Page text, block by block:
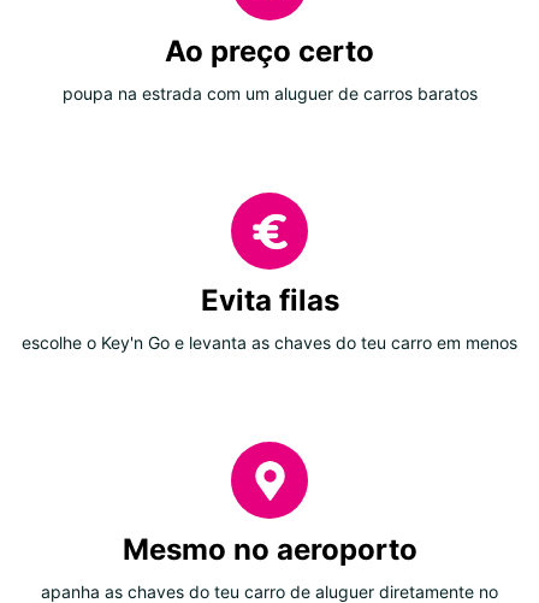
Ao preço certo
poupa na estrada com um aluguer de carros baratos
Evita filas
escolhe o Key'n Go e levanta as chaves do teu carro em menos
Mesmo no aeroporto
apanha as chaves do teu carro de aluguer diretamente no